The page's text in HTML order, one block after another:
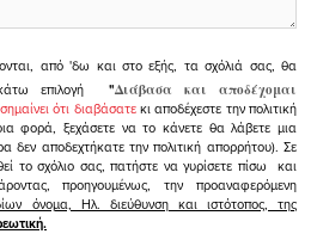
από 'δω και στο εξής, τα σχόλιά σας, θα
επιλογή
"Διάβασα και αποδέχομαι
ότι διαβάσατεκι αποδέχεστε την πολιτική
φορά, ξεχάσετε να το κάνετε θα λάβετε μια
δεν αποδεχτήκατε την πολιτική απορρήτου). Σε
το σχόλιο σας, πατήστε να γυρίσετε πίσω και
προηγουμένως, την προαναφερόμενη
όνομα, Ηλ. διεύθυνση και ιστότοπος, της